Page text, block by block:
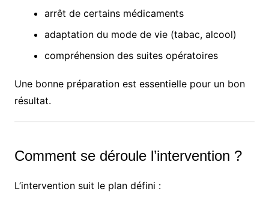
arrêt de certains médicaments
adaptation du mode de vie (tabac, alcool)
compréhension des suites opératoires
Une bonne préparation est essentielle pour un bon
résultat.
Comment se déroule l’intervention ?
L’intervention suit le plan défini :